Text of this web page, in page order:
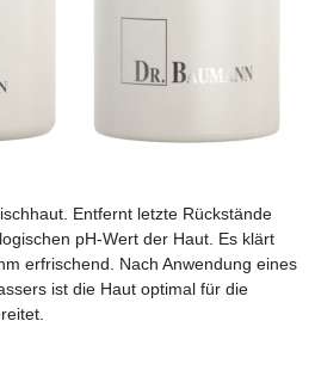
Entfernt letzte Rückstände
pH-Wert der Haut. Es klärt
erfrischend. Nach Anwendung eines
ist die Haut optimal für die